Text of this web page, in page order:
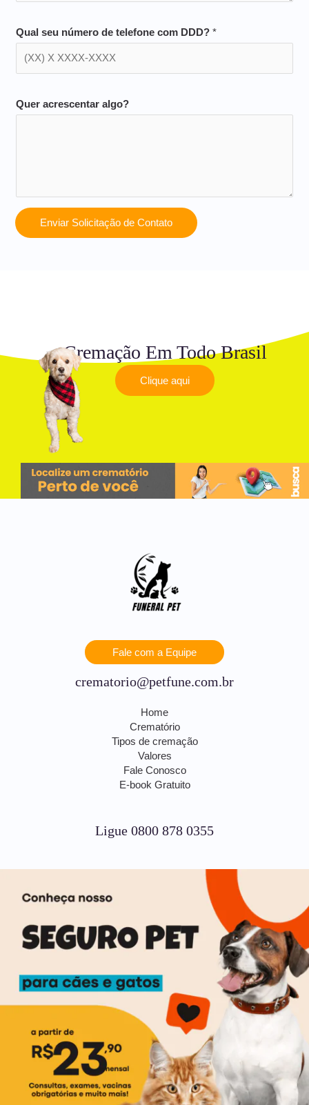
Qual seu número de telefone com DDD?*
Quer acrescentar algo?
Enviar Solicitação de Contato
Cremação Em Todo Brasil
Clique aqui
Fale com a Equipe
crematorio@petfune.com.br
Home
Crematório
Tipos de cremação
Valores
Fale Conosco
E-book Gratuito
Ligue 0800 878 0355